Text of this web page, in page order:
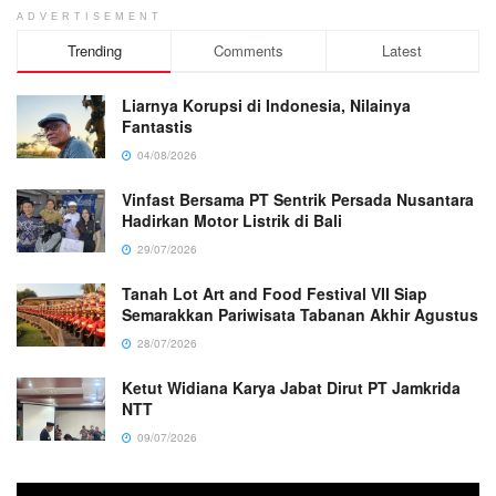
ADVERTISEMENT
Trending Comments Latest
Liarnya Korupsi di Indonesia, Nilainya
Fantastis
04/08/2026
Vinfast Bersama PT Sentrik Persada Nusantara
Hadirkan Motor Listrik di Bali
29/07/2026
Tanah Lot Art and Food Festival VII Siap
Semarakkan Pariwisata Tabanan Akhir Agustus
28/07/2026
Ketut Widiana Karya Jabat Dirut PT Jamkrida
NTT
09/07/2026